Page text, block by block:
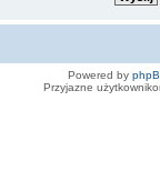
Powered by
Przyjazne